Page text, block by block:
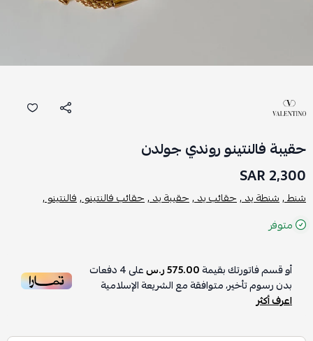
حقيبة فالنتينو روندي جولدن
2,300 SAR
شنط ,شنطة يد ,حقائب يد ,حقيبة يد ,حقائب فالنتينو ,فالنتينو ,
متوفر
أو قسم فاتورتك بقيمة575.00 ر.س على4دفعات
بدون رسوم تأخير، متوافقة مع الشريعة الإسلامية
اعرف أكثر